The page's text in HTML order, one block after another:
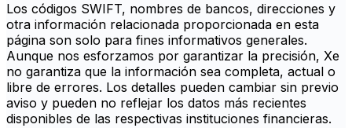
Los códigos SWIFT, nombres de bancos, direcciones y
otra información relacionada proporcionada en esta
página son solo para fines informativos generales.
Aunque nos esforzamos por garantizar la precisión, Xe
no garantiza que la información sea completa, actual o
libre de errores. Los detalles pueden cambiar sin previo
aviso y pueden no reflejar los datos más recientes
disponibles de las respectivas instituciones financieras.